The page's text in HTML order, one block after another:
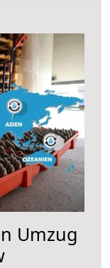
Umzug